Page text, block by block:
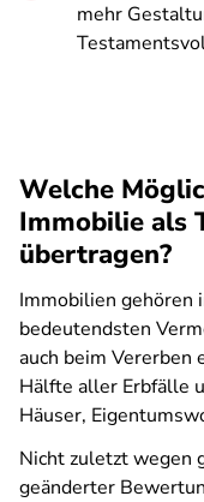
mehr
Welche
Immobilie als
übertragen?
Immobilien gehören
bedeutendsten
auch beim Vererben
Hälfte aller Erbfälle
Häuser,
Nicht zuletzt wegen
geänderter